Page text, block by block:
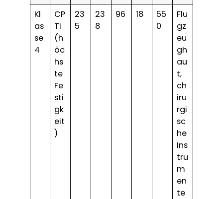
Kl
as
se
4
CP
Ti
(h
öc
hs
te
Fe
sti
gk
eit
)
23
5
23
8
96 18
55
0
Flu
gz
eu
gh
au
t,
ch
iru
rgi
sc
he
Ins
tru
m
en
te